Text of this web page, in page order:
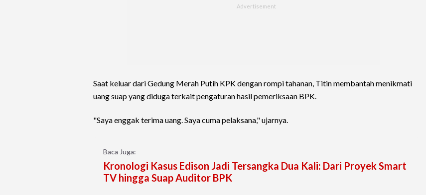
Saat keluar dari Gedung Merah Putih KPK dengan rompi tahanan, Titin membantah menikmati
uang suap yang diduga terkait pengaturan hasil pemeriksaan BPK.
"Saya enggak terima uang. Saya cuma pelaksana," ujarnya.
Baca Juga:
Kronologi Kasus Edison Jadi Tersangka Dua Kali: Dari Proyek Smart
TV hingga Suap Auditor BPK